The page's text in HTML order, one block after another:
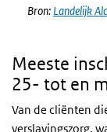
Bron: Landelijk
Meeste
25- tot en
Van de cliënten
verslavingszorg,